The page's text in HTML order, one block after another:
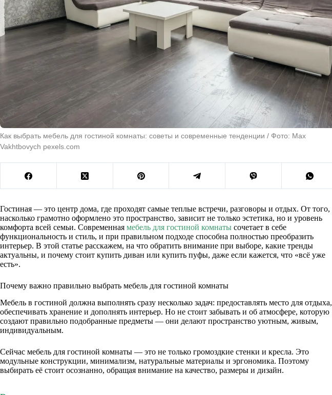
Как выбрать мебель для гостиной комнаты: советы и современные тенденции / Фото: Max
Vakhtbovych pexels.com
Гостиная — это центр дома, где проходят самые теплые встречи, разговоры и отдых. От того,
насколько грамотно оформлено это пространство, зависит не только эстетика, но и уровень
комфорта всей семьи. Современная мебель для гостиной комнаты сочетает в себе
функциональность и стиль, и при правильном подходе способна полностью преобразить
интерьер. В этой статье расскажем, на что обратить внимание при выборе, какие тренды
актуальны, и почему стоит купить диван или купить пуфы, даже если кажется, что «всё уже
есть».
Почему важно правильно выбрать мебель для гостиной комнаты
Мебель в гостиной должна выполнять сразу несколько задач: предоставлять место для отдыха,
обеспечивать хранение и дополнять интерьер. Но не стоит забывать и об атмосфере, которую
создают правильно подобранные предметы — они делают пространство уютным, живым,
индивидуальным.
Сейчас мебель для гостиной комнаты — это не только громоздкие стенки и кресла. Это
модульные конструкции, минимализм, натуральные материалы и эргономика. Поэтому
выбирать её стоит осознанно, обращая внимание на качество, размеры и дизайн.